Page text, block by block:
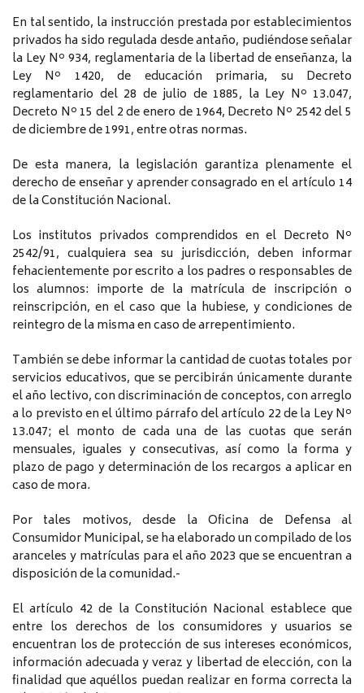
En tal sentido, la instrucción prestada por establecimientos
privados ha sido regulada desde antaño, pudiéndose señalar
la Ley Nº 934, reglamentaria de la libertad de enseñanza, la
Ley Nº 1420, de educación primaria, su Decreto
reglamentario del 28 de julio de 1885, la Ley Nº 13.047,
Decreto Nº 15 del 2 de enero de 1964, Decreto Nº 2542 del 5
de diciembre de 1991, entre otras normas.
De esta manera, la legislación garantiza plenamente el
derecho de enseñar y aprender consagrado en el artículo 14
de la Constitución Nacional.
Los institutos privados comprendidos en el Decreto Nº
2542/91, cualquiera sea su jurisdicción, deben informar
fehacientemente por escrito a los padres o responsables de
los alumnos: importe de la matrícula de inscripción o
reinscripción, en el caso que la hubiese, y condiciones de
reintegro de la misma en caso de arrepentimiento.
También se debe informar la cantidad de cuotas totales por
servicios educativos, que se percibirán únicamente durante
el año lectivo, con discriminación de conceptos, con arreglo
a lo previsto en el último párrafo del artículo 22 de la Ley Nº
13.047; el monto de cada una de las cuotas que serán
mensuales, iguales y consecutivas, así como la forma y
plazo de pago y determinación de los recargos a aplicar en
caso de mora.
Por tales motivos, desde la Oficina de Defensa al
Consumidor Municipal, se ha elaborado un compilado de los
aranceles y matrículas para el año 2023 que se encuentran a
disposición de la comunidad.-
El artículo 42 de la Constitución Nacional establece que
entre los derechos de los consumidores y usuarios se
encuentran los de protección de sus intereses económicos,
información adecuada y veraz y libertad de elección, con la
finalidad que aquéllos puedan realizar en forma correcta la